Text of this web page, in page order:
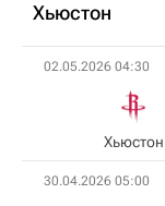
Хьюстон
02.05.2026 04:30
Хьюстон
30.04.2026 05:00